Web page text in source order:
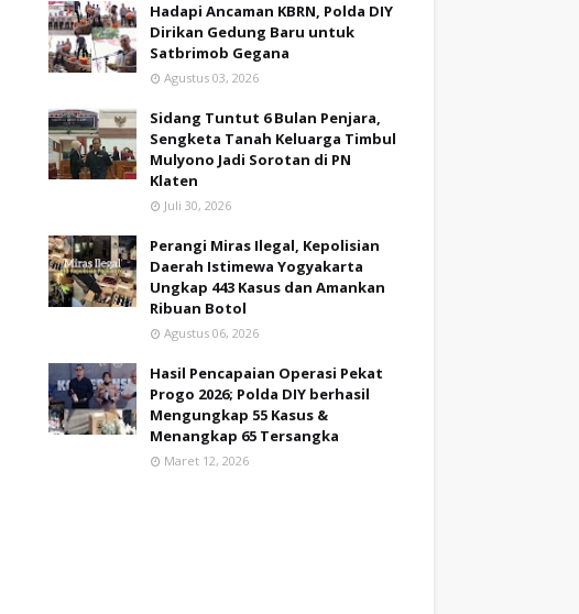
Hadapi Ancaman KBRN, Polda DIY
Dirikan Gedung Baru untuk
Satbrimob Gegana
Agustus 03, 2026
Sidang Tuntut 6 Bulan Penjara,
Sengketa Tanah Keluarga Timbul
Mulyono Jadi Sorotan di PN
Klaten
Juli 30, 2026
Perangi Miras Ilegal, Kepolisian
Daerah Istimewa Yogyakarta
Ungkap 443 Kasus dan Amankan
Ribuan Botol
Agustus 06, 2026
Hasil Pencapaian Operasi Pekat
Progo 2026; Polda DIY berhasil
Mengungkap 55 Kasus &
Menangkap 65 Tersangka
Maret 12, 2026